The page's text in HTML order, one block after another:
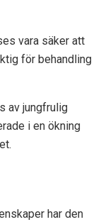
vara säker att
för behandling
av jungfrulig
i en ökning
har den